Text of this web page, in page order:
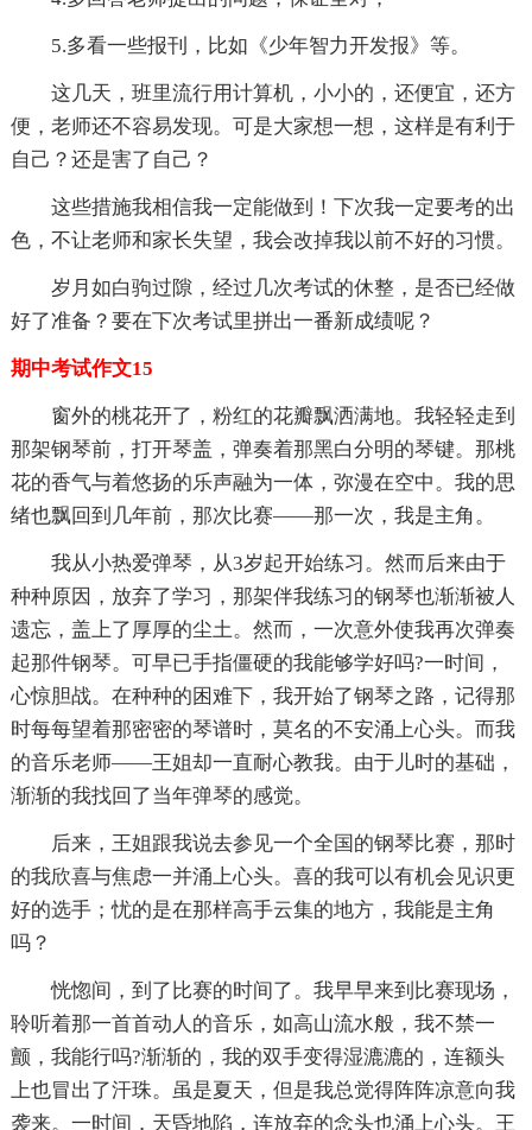
5.多看一些报刊，比如《少年智力开发报》等。
这几天，班里流行用计算机，小小的，还便宜，还方
便，老师还不容易发现。可是大家想一想，这样是有利于
自己？还是害了自己？
这些措施我相信我一定能做到！下次我一定要考的出
色，不让老师和家长失望，我会改掉我以前不好的习惯。
岁月如白驹过隙，经过几次考试的休整，是否已经做
好了准备？要在下次考试里拼出一番新成绩呢？
期中考试作文15
窗外的桃花开了，粉红的花瓣飘洒满地。我轻轻走到
那架钢琴前，打开琴盖，弹奏着那黑白分明的琴键。那桃
花的香气与着悠扬的乐声融为一体，弥漫在空中。我的思
绪也飘回到几年前，那次比赛——那一次，我是主角。
我从小热爱弹琴，从3岁起开始练习。然而后来由于
种种原因，放弃了学习，那架伴我练习的钢琴也渐渐被人
遗忘，盖上了厚厚的尘土。然而，一次意外使我再次弹奏
起那件钢琴。可早已手指僵硬的我能够学好吗?一时间，
心惊胆战。在种种的困难下，我开始了钢琴之路，记得那
时每每望着那密密的琴谱时，莫名的不安涌上心头。而我
的音乐老师——王姐却一直耐心教我。由于儿时的基础，
渐渐的我找回了当年弹琴的感觉。
后来，王姐跟我说去参见一个全国的钢琴比赛，那时
的我欣喜与焦虑一并涌上心头。喜的我可以有机会见识更
好的选手；忧的是在那样高手云集的地方，我能是主角
吗？
恍惚间，到了比赛的时间了。我早早来到比赛现场，
聆听着那一首首动人的音乐，如高山流水般，我不禁一
颤，我能行吗?渐渐的，我的双手变得湿漉漉的，连额头
上也冒出了汗珠。虽是夏天，但是我总觉得阵阵凉意向我
袭来。一时间，天昏地陷，连放弃的念头也涌上心头。王